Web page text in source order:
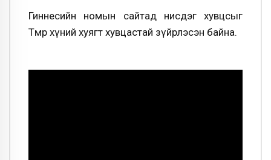
Гиннесийн номын сайтад нисдэг хувцсыг
Төмөр хүний хуягт хувцастай зүйрлэсэн байна.